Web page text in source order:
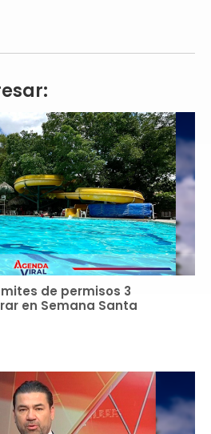
de permisos 3
en Semana Santa